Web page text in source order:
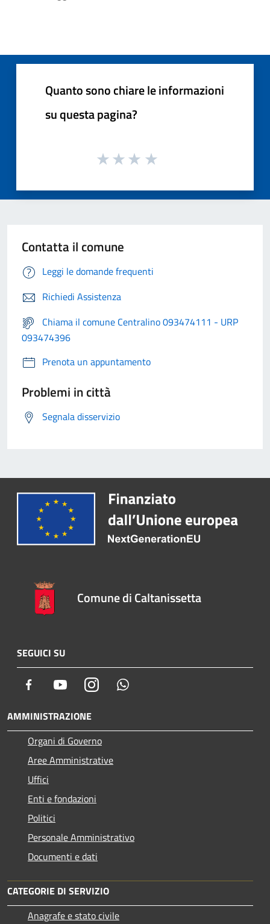
Quanto sono chiare le informazioni
su questa pagina?
Contatta il comune
Leggi le domande frequenti
Richiedi Assistenza
Chiama il comune Centralino 093474111 - URP
093474396
Prenota un appuntamento
Problemi in città
Segnala disservizio
Comune di Caltanissetta
SEGUICI SU
Facebook YoutubeInstagram
AMMINISTRAZIONE
Organi di Governo
Aree Amministrative
Uffici
Enti e fondazioni
Politici
Personale Amministrativo
Documenti e dati
CATEGORIE DI SERVIZIO
Anagrafe e stato civile